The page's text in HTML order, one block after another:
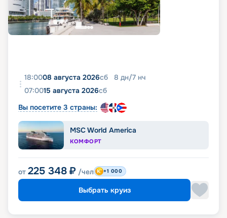
18:0008 августа 2026сб 8 дн/7 нч
07:0015 августа 2026сб
Вы посетите 3 страны:
MSC World America
КОМФОРТ
от 225 348 ₽ /чел +1 000
Выбрать круиз